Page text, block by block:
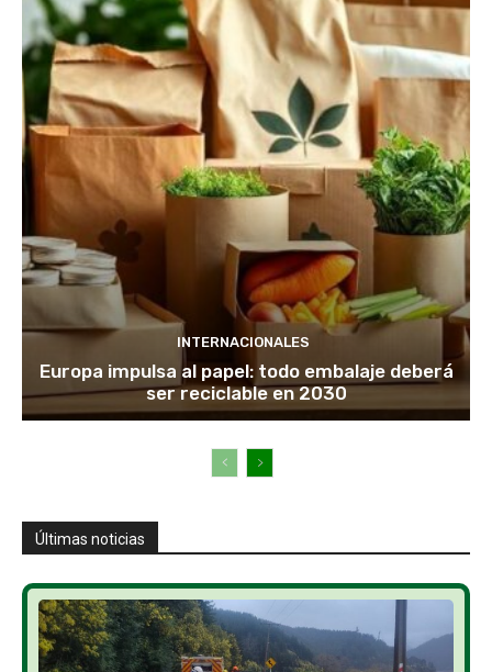
INTERNACIONALES
Europa impulsa al papel: todo embalaje deberá
ser reciclable en 2030
Últimas noticias